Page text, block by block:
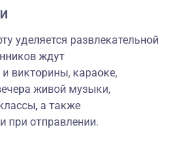
уделяется развлекательной
ждут
викторины, караоке,
живой музыки,
а также
при отправлении.